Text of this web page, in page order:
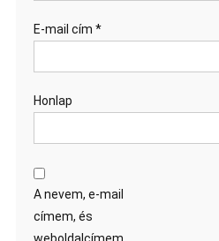
E-mail cím *
Honlap
A nevem, e-mail
címem, és